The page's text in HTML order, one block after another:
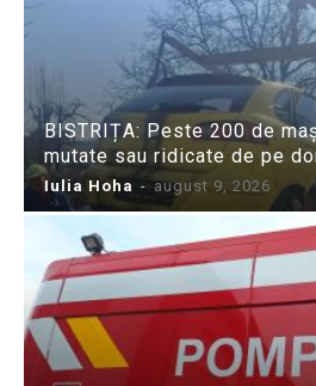
BISTRIȚA: Peste 200 de
mutate sau ridicate de pe
Iulia Hoha - august 9, 2026